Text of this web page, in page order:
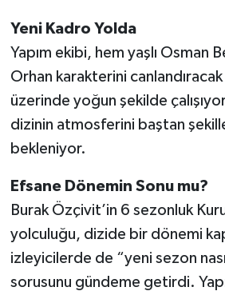
Yeni Kadro Yolda
Yapım ekibi, hem yaşlı Osman
Orhan karakterini
üzerinde yoğun şekilde
dizinin atmosferini baştan
bekleniyor.
Efsane Dönemin Sonu mu?
Burak Özçivit’in 6 sezonluk
yolculuğu, dizide bir dönemi
izleyicilerde de “yeni sezon
sorusunu gündeme getirdi.